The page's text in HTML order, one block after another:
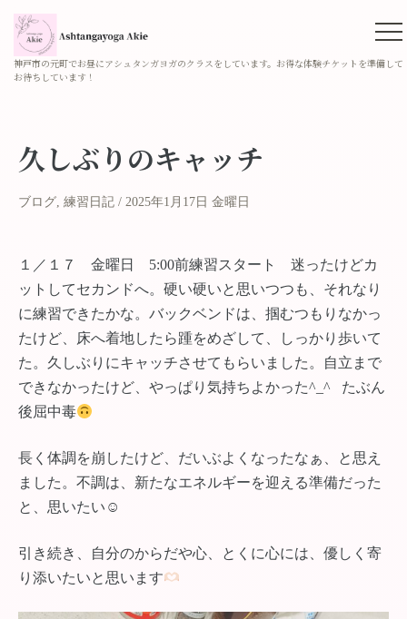
神戸市の元町でお昼にアシュタンガヨガのクラスをしています。お得な体験チケットを準備して
お待ちしています！
久しぶりのキャッチ
ブログ, 練習日記 2025年1月17日 金曜日
１／１７ 金曜日 5:00前練習スタート 迷ったけどカ
ットしてセカンドへ。硬い硬いと思いつつも、それなり
に練習できたかな。バックベンドは、掴むつもりなかっ
たけど、床へ着地したら踵をめざして、しっかり歩いて
た。久しぶりにキャッチさせてもらいました。自立まで
できなかったけど、やっぱり気持ちよかった^_^ たぶん
後屈中毒
長く体調を崩したけど、だいぶよくなったなぁ、と思え
ました。不調は、新たなエネルギーを迎える準備だった
と、思いたい☺︎
引き続き、自分のからだや心、とくに心には、優しく寄
り添いたいと思います